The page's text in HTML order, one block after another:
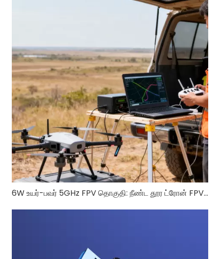
6W உயர்-பவர் 5GHz FPV தொகுதி: நீண்ட தூர ட்ரோன் FPVக்கான RTL8812EU-CG